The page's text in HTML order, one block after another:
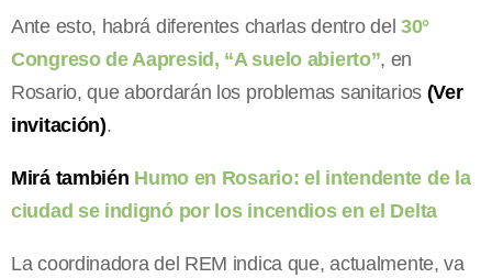
Ante esto, habrá diferentes charlas dentro del 30°
Congreso de Aapresid, “A suelo abierto”, en
Rosario, que abordarán los problemas sanitarios (Ver
invitación).
Mirá también Humo en Rosario: el intendente de la
ciudad se indignó por los incendios en el Delta
La coordinadora del REM indica que, actualmente, va